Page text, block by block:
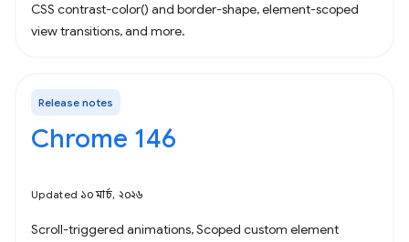
CSS contrast-color() and border-shape, element-scoped
view transitions, and more.
Release notes
Chrome 146
Updated ১০ মার্চ, ২০২৬
Scroll-triggered animations, Scoped custom element